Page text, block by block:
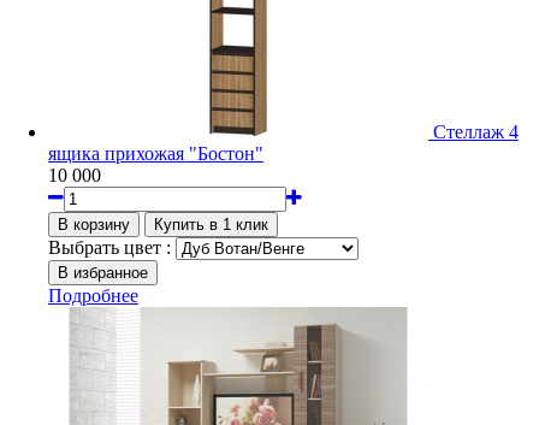
Стеллаж 4
ящика прихожая "Бостон"
10 000
Выбрать цвет :
Подробнее